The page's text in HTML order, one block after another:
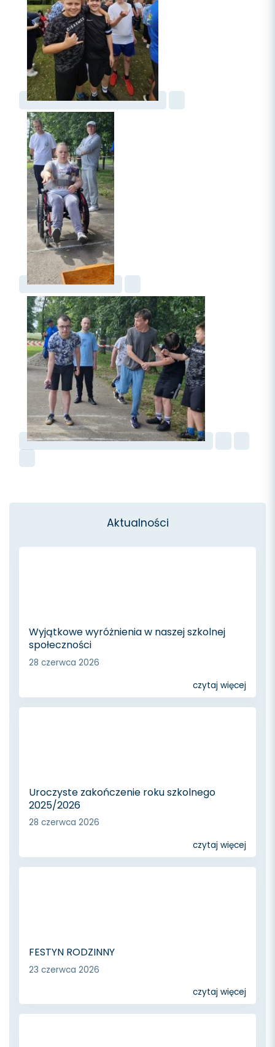
Aktualności
Wyjątkowe wyróżnienia w naszej szkolnej
społeczności
28 czerwca 2026
czytaj więcej
Uroczyste zakończenie roku szkolnego
2025/2026
28 czerwca 2026
czytaj więcej
FESTYN RODZINNY
23 czerwca 2026
czytaj więcej